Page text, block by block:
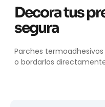
Decora tus
segura
Parches
o bordarlos